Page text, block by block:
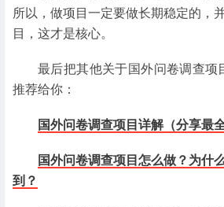
所以，做项目一定要做长期稳定的，
目，这才是核心。
最后把其他关于国外问卷调查项
推荐给你：
国外问卷调查项目详解（分享最全
国外问卷调查项目怎么做？为什
到？